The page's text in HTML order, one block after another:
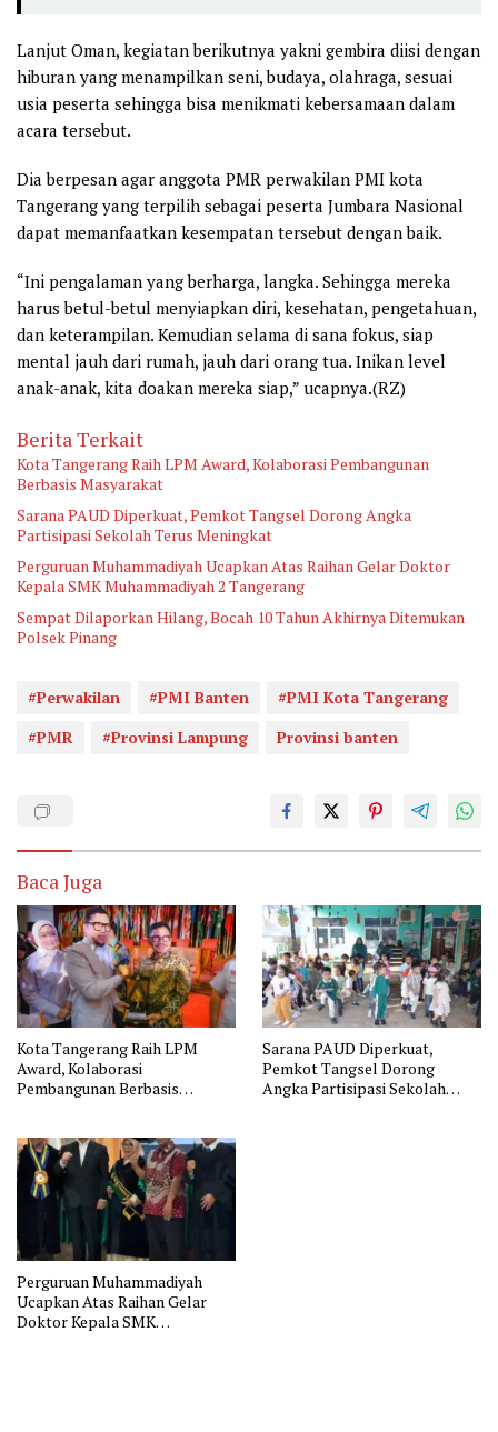
Lanjut Oman, kegiatan berikutnya yakni gembira diisi dengan
hiburan yang menampilkan seni, budaya, olahraga, sesuai
usia peserta sehingga bisa menikmati kebersamaan dalam
acara tersebut.
Dia berpesan agar anggota PMR perwakilan PMI kota
Tangerang yang terpilih sebagai peserta Jumbara Nasional
dapat memanfaatkan kesempatan tersebut dengan baik.
“Ini pengalaman yang berharga, langka. Sehingga mereka
harus betul-betul menyiapkan diri, kesehatan, pengetahuan,
dan keterampilan. Kemudian selama di sana fokus, siap
mental jauh dari rumah, jauh dari orang tua. Inikan level
anak-anak, kita doakan mereka siap,” ucapnya.(RZ)
Berita Terkait
Kota Tangerang Raih LPM Award, Kolaborasi Pembangunan
Berbasis Masyarakat
Sarana PAUD Diperkuat, Pemkot Tangsel Dorong Angka
Partisipasi Sekolah Terus Meningkat
Perguruan Muhammadiyah Ucapkan Atas Raihan Gelar Doktor
Kepala SMK Muhammadiyah 2 Tangerang
Sempat Dilaporkan Hilang, Bocah 10 Tahun Akhirnya Ditemukan
Polsek Pinang
#Perwakilan #PMI Banten
#PMI Kota Tangerang
#PMR
#Provinsi Lampung Provinsi banten
Baca Juga
Kota Tangerang Raih LPM
Award, Kolaborasi
Pembangunan Berbasis
Sarana PAUD Diperkuat,
Pemkot Tangsel Dorong
Angka Partisipasi Sekolah
Perguruan Muhammadiyah
Ucapkan Atas Raihan Gelar
Doktor Kepala SMK